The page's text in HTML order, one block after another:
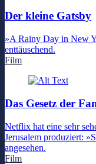
Der kleine Gatsby
»A Rainy Day in New
enttäuschend.
Film
Das Gesetz der
Netflix hat eine sehr
Jerusalem produziert:
angesehen.
Film